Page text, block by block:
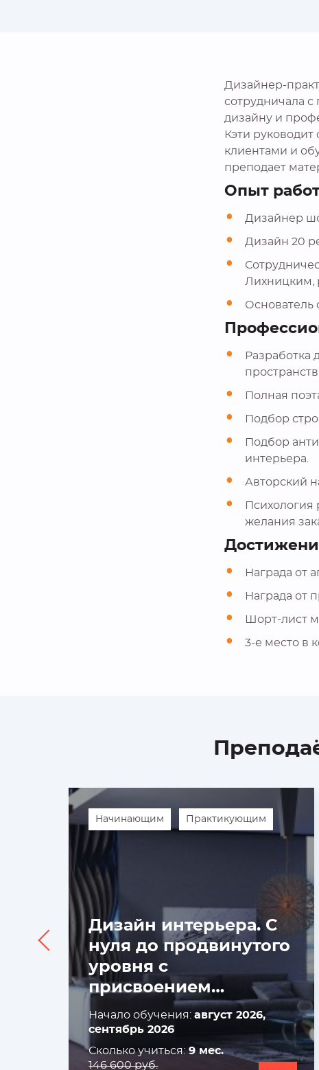
Дизайнер-
сотрудничала
дизайну и
Кэти руководит
клиентами и
преподает
Опыт
Дизайнер
Дизайн 20
Лихницким,
Основатель
Разработка
Полная
Подбор
Подбор
интерьера.
Авторский
Психология
желания
Награда от
Награда от
Шорт-лист
3-е место в
Начинающим Практикующим
Дизайн интерьера. С
нуля до продвинутого
уровня с
присвоением
квалификации
«Архитектор-
дизайнер»
Начало обучения:август 2026,
сентябрь 2026
Сколько учиться:9 мес.
146 600 руб.